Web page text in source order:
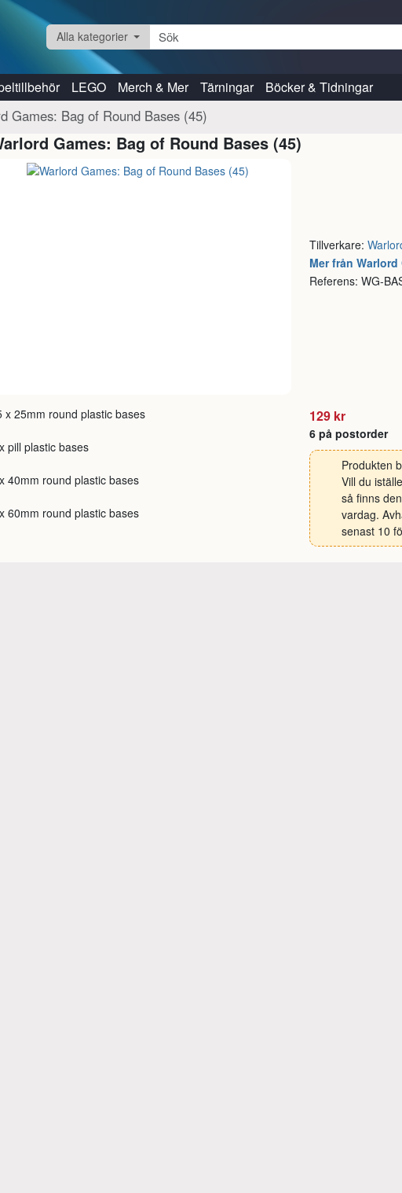
Alla kategorier
LEGO Merch & Mer Tärningar Böcker & Tidningar
Games: Bag of Round Bases (45)
Games: Bag of Round Bases (45)
Tillverkare:
Mer från Warlord
Referens: WG-
x 25mm round plastic bases
pill plastic bases
40mm round plastic bases
60mm round plastic bases
129 kr
6 på postorder
Produkten
Vill du
så finns
vardag.
senast 10